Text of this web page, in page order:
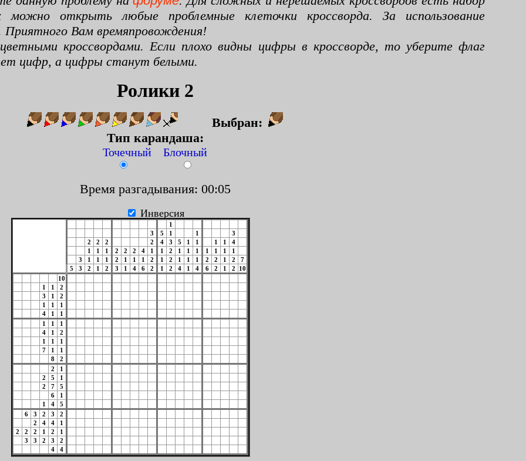
открыть любые проблемные клеточки кроссворда. За использование
Вам времяпровождения!
кроссвордами. Если плохо видны цифры в кроссворде, то уберите флаг
цифр, а цифры станут белыми.
Ролики 2
Выбран:
Тип карандаша:
Точечный Блочный
Время разгадывания: 00:06
Инверсия
1
3
5 1 1
3
2
2 2 2 4 3 5 1 1 1 1
4
1
1 1 2 2 2 4 1 1 2 1 1 1 1 1 1
1
3
1 1 1 2 1 1 1 2 1 2 1 1 1 2 2 1 2
7
5
3 2 1 2 3 1 4 6 2 1 2 4 1 4 6 2 1 2
10
10
1
1
2
3
1
2
1
1
1
4
1
1
1
1
1
4
1
2
1
1
1
7
1
1
8
2
2
1
2
5
1
2
7
5
6
1
1
4
5
6
3 2 3
2
2
4 4
1
2
2 2 1 2
1
3
3 2 3
2
4
4